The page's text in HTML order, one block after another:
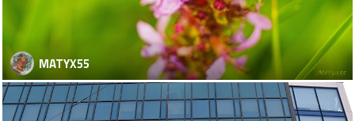
MATYX55